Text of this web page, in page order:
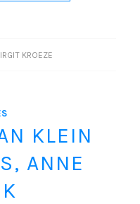
KROEZE
KLEIN
ANNE